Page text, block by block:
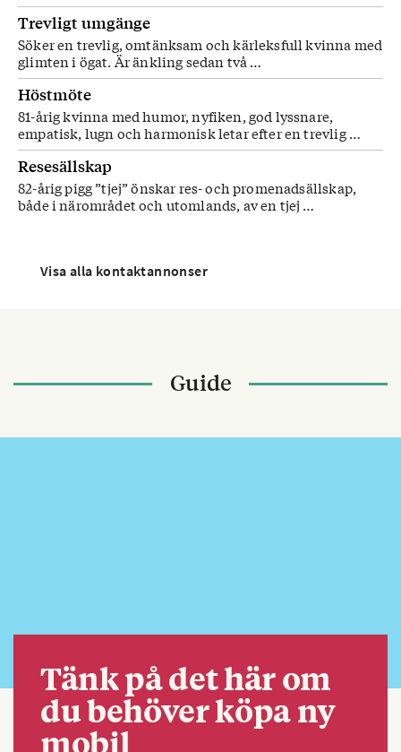
Trevligt umgänge
Söker en trevlig, omtänksam och kärleksfull kvinna med
glimten i ögat. Är änkling sedan två …
Höstmöte
81-årig kvinna med humor, nyfiken, god lyssnare,
empatisk, lugn och harmonisk letar efter en trevlig …
Resesällskap
82-årig pigg ”tjej” önskar res- och promenadsällskap,
både i närområdet och utomlands, av en tjej …
Visa alla kontaktannonser
Guide
Tänk på det här om
du behöver köpa ny
mobil